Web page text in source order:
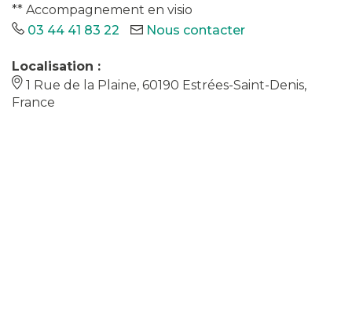
** Accompagnement en visio
03 44 41 83 22
Nous contacter
Localisation :
1 Rue de la Plaine, 60190 Estrées-Saint-Denis,
France